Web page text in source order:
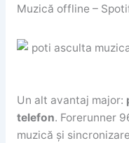
Muzică offline –
Un alt avantaj major:
telefon. Forerunner
muzică și